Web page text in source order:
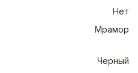
Нет
Мрамор
Черный